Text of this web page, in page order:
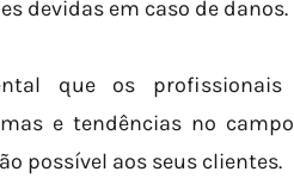
devidas em caso de danos.
que os profissionais
e tendências no
possível aos seus clientes.